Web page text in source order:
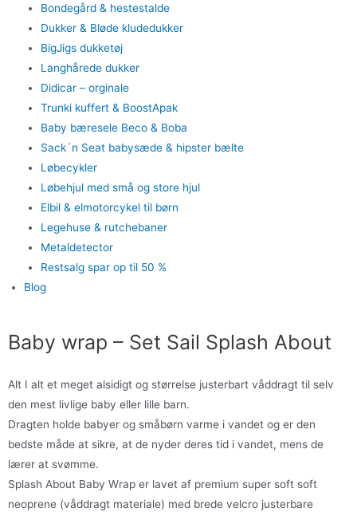
Bondegård & hestestalde
Dukker & Bløde kludedukker
BigJigs dukketøj
Langhårede dukker
Didicar – orginale
Trunki kuffert & BoostApak
Baby bæresele Beco & Boba
Sack´n Seat babysæde & hipster bælte
Løbecykler
Løbehjul med små og store hjul
Elbil & elmotorcykel til børn
Legehuse & rutchebaner
Metaldetector
Restsalg spar op til 50 %
Blog
Baby wrap – Set Sail Splash About
Alt I alt et meget alsidigt og størrelse justerbart våddragt til selv
den mest livlige baby eller lille barn.
Dragten holde babyer og småbørn varme i vandet og er den
bedste måde at sikre, at de nyder deres tid i vandet, mens de
lærer at svømme.
Splash About Baby Wrap er lavet af premium super soft soft
neoprene (våddragt materiale) med brede velcro justerbare